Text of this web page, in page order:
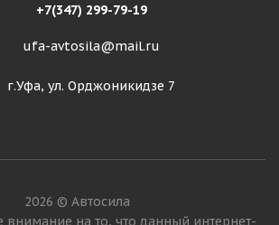
+7(347) 299-79-19
ufa-avtosila@mail.ru
г.Уфа, ул. Орджоникидзе 7
2026 © Автосила
на то, что данный интернет-